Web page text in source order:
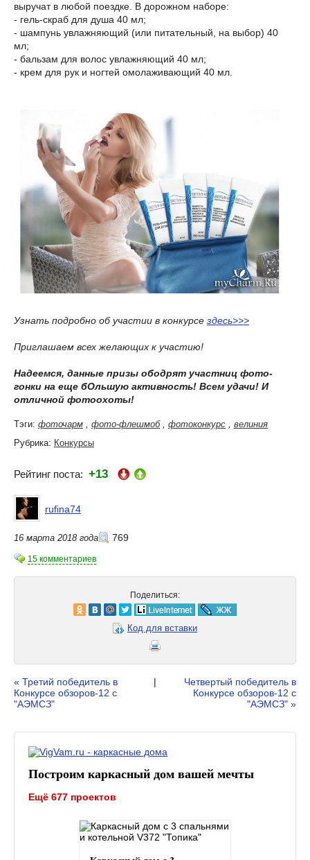
выручат в любой поездке. В дорожном наборе:
- гель-скраб для душа 40 мл;
- шампунь увлажняющий (или питательный, на выбор) 40
мл;
- бальзам для волос увлажняющий 40 мл;
- крем для рук и ногтей омолаживающий 40 мл.
Узнать подробно об участии в конкурсе здесь>>>
Приглашаем всех желающих к участию!
Надеемся, данные призы ободрят участниц фото-
гонки на еще бОльшую активность! Всем удачи! И
отличной фотоохоты!
Тэги: фоточарм фото-флешмоб, фотоконкурс
велиния
Рубрика: Конкурсы
Рейтинг поста: +13
rufina74
16 марта 2018 года 769
15 комментариев
Поделиться:
Код для вставки
« Третий победитель в
Конкурсе обзоров-12 с
"АЭМСЗ"
|
Четвертый победитель в
Конкурсе обзоров-12 с
"АЭМСЗ" »
Построим каркасный дом вашей мечты
Ещё 677 проектов